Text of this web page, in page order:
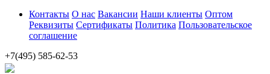
Контакты О нас Вакансии Наши клиенты Оптом
Реквизиты Сертификаты Политика Пользовательское
соглашение
+7(495) 585-62-53